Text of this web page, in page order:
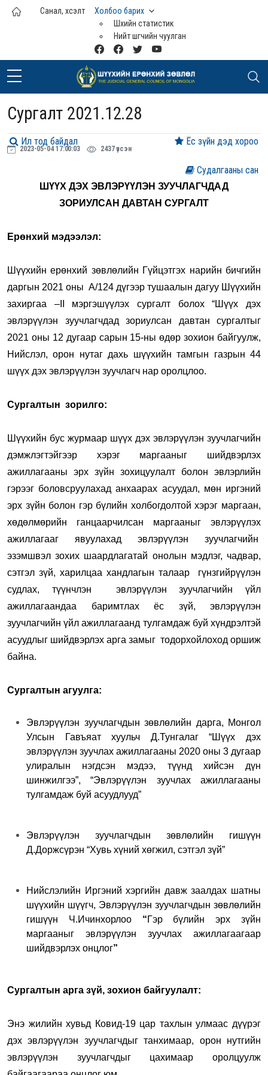
Үндсэн агуулга руу шилжих
Санал, хүсэлт
Холбоо барих
Шүүхийн статистик
Нийт шүүгчийн чуулган
Сургалт 2021.12.28
2023-05-04 17:00:03 2437 үзсэн
ШҮҮХ ДЭХ ЭВЛЭРҮҮЛЭН ЗУУЧЛАГЧДАД
ЗОРИУЛСАН ДАВТАН СУРГАЛТ
Ерөнхий мэдээлэл:
Шүүхийн ерөнхий зөвлөлийн Гүйцэтгэх нарийн бичгийн
даргын 2021 оны А/124 дүгээр тушаалын дагуу Шүүхийн
захиргаа –II мэргэшүүлэх сургалт болох “Шүүх дэх
эвлэрүүлэн зуучлагчдад зориулсан давтан сургалтыг
2021 оны 12 дугаар сарын 15-ны өдөр зохион байгуулж,
Нийслэл, орон нутаг дахь шүүхийн тамгын газрын 44
шүүх дэх эвлэрүүлэн зуучлагч нар оролцлоо.
Сургалтын зорилго:
Шүүхийн бус журмаар шүүх дэх эвлэрүүлэн зуучлагчийн
дэмжлэгтэйгээр хэрэг маргааныг шийдвэрлэх
ажиллагааны эрх зүйн зохицуулалт болон эвлэрлийн
гэрээг боловсруулахад анхаарах асуудал, мөн иргэний
эрх зүйн болон гэр бүлийн холбогдолтой хэрэг маргаан,
хөдөлмөрийн ганцаарчилсан маргааныг эвлэрүүлэх
ажиллагааг явуулахад эвлэрүүлэн зуучлагчийн
эзэмшвэл зохих шаардлагатай онолын мэдлэг, чадвар,
сэтгэл зүй, харилцаа хандлагын талаар гүнзгийрүүлэн
судлах, түүнчлэн эвлэрүүлэн зуучлагчийн үйл
ажиллагаандаа баримтлах ёс зүй, эвлэрүүлэн
зуучлагчийн үйл ажиллагаанд тулгамдаж буй хүндрэлтэй
асуудлыг шийдвэрлэх арга замыг тодорхойлоход оршиж
байна.
Сургалтын агуулга:
Эвлэрүүлэн зуучлагчдын зөвлөлийн дарга, Монгол
Улсын Гавъяат хуульч Д.Тунгалаг “Шүүх дэх
эвлэрүүлэн зуучлах ажиллагааны 2020 оны 3 дугаар
улиралын нэгдсэн мэдээ, түүнд хийсэн дүн
шинжилгээ”, “Эвлэрүүлэн зуучлах ажиллагааны
тулгамдаж буй асуудлууд”
Эвлэрүүлэн зуучлагчдын зөвлөлийн гишүүн
Д.Доржсүрэн “Хувь хүний хөгжил, сэтгэл зүй”
Нийслэлийн Иргэний хэргийн давж заалдах шатны
шүүхийн шүүгч, Эвлэрүүлэн зуучлагчдын зөвлөлийн
гишүүн Ч.Ичинхорлоо“Гэр бүлийн эрх зүйн
маргааныг эвлэрүүлэн зуучлах ажиллагаагаар
шийдвэрлэх онцлог”
Сургалтын арга зүй, зохион байгуулалт:
Энэ жилийн хувьд Ковид-19 цар тахлын улмаас дүүрэг
дэх эвлэрүүлэн зуучлагчдыг танхимаар, орон нутгийн
эвлэрүүлэн зуучлагчдыг цахимаар оролцуулж
Судалгааны сан
Ёс зүйн дэд хороо
Ил тод байдал